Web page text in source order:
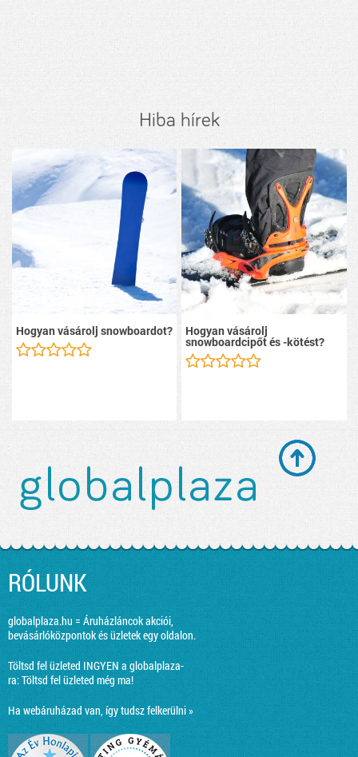
Hiba hírek
Hogyan vásárolj snowboardot? Hogyan vásárolj
snowboardcipőt és -kötést?
RÓLUNK
globalplaza.hu = Áruházláncok akciói,
bevásárlóközpontok és üzletek egy oldalon.
Töltsd fel üzleted INGYEN a globalplaza-
ra:Töltsd fel üzleted még ma!
Ha webáruházad van, így tudsz felkerülni »